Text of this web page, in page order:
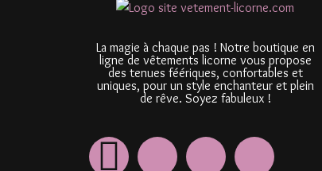
La magie à chaque pas ! Notre boutique en
ligne de vêtements licorne vous propose
des tenues féériques, confortables et
uniques, pour un style enchanteur et plein
de rêve. Soyez fabuleux !